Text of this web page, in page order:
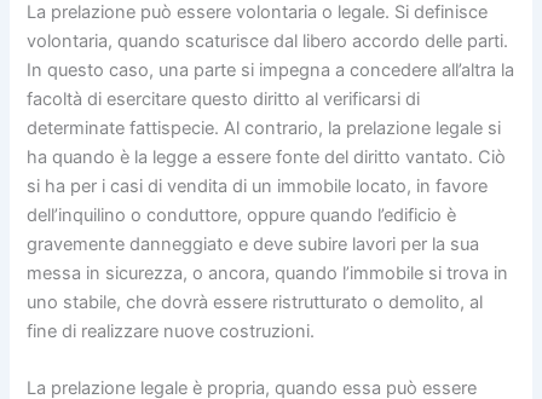
La prelazione può essere volontaria o legale. Si definisce
volontaria, quando scaturisce dal libero accordo delle parti.
In questo caso, una parte si impegna a concedere all’altra la
facoltà di esercitare questo diritto al verificarsi di
determinate fattispecie. Al contrario, la prelazione legale si
ha quando è la legge a essere fonte del diritto vantato. Ciò
si ha per i casi di vendita di un immobile locato, in favore
dell’inquilino o conduttore, oppure quando l’edificio è
gravemente danneggiato e deve subire lavori per la sua
messa in sicurezza, o ancora, quando l’immobile si trova in
uno stabile, che dovrà essere ristrutturato o demolito, al
fine di realizzare nuove costruzioni.
La prelazione legale è propria, quando essa può essere